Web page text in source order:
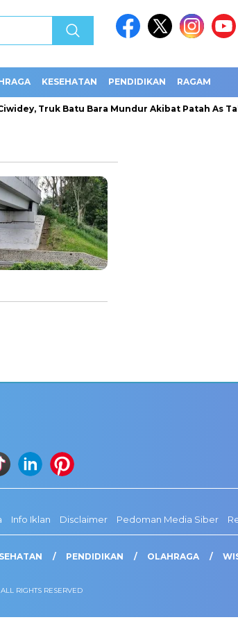
KESEHATAN PENDIDIKAN RAGAM
Truk Batu Bara Mundur Akibat Patah As
Info Iklan Disclaimer Pedoman Media Siber
PENDIDIKAN OLAHRAGA
RIGHTS RESERVED